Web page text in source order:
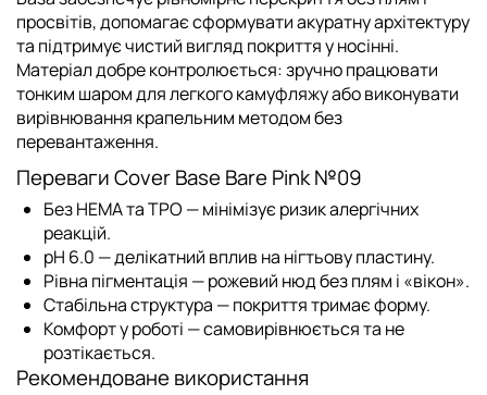
просвітів, допомагає сформувати акуратну архітектуру
та підтримує чистий вигляд покриття у носінні.
Матеріал добре контролюється: зручно працювати
тонким шаром для легкого камуфляжу або виконувати
вирівнювання крапельним методом без
перевантаження.
Переваги Cover Base Bare Pink №09
Без HEMA та TPO — мінімізує ризик алергічних
реакцій.
pH 6.0 — делікатний вплив на нігтьову пластину.
Рівна пігментація — рожевий нюд без плям і «вікон».
Стабільна структура — покриття тримає форму.
Комфорт у роботі — самовирівнюється та не
розтікається.
Рекомендоване використання